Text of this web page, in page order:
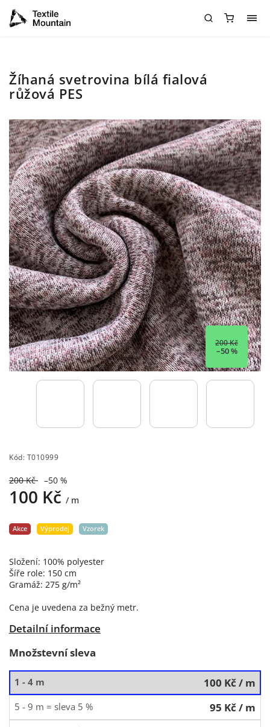
Žíhaná svetrovina bílá fialová
růžová PES
200 Kč
–50 %
Kód: T010999
200 Kč –50 %
100 Kč / m
Složení: 100% polyester
Šíře role: 150 cm
Gramáž: 275 g/m²
Cena je uvedena za bežný metr.
Detailní informace
Akce Výprodej Vzorek
Množstevní sleva
1 - 4 m 100 Kč/ m
5 - 9 m = sleva 5 % 95 Kč/ m